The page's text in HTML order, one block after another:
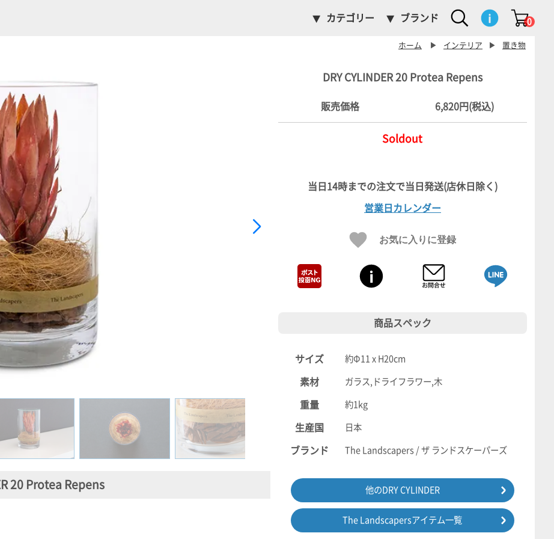
カテゴリー ブランド 0
ホーム ▶ インテリア ▶ 置き物
DRY CYLINDER 20 Protea Repens
販売価格 6,820円(税込)
Soldout
営業日カレンダー
お気に入りに登録
20 Protea Repens
商品スペック
サイズ 約Φ11 x H20cm
素材 ガラス,ドライフラワー,木
重量 約1kg
生産国 日本
ブランド The Landscapers / ザ ランドスケーパーズ
他のDRY CYLINDER
The Landscapersアイテム一覧